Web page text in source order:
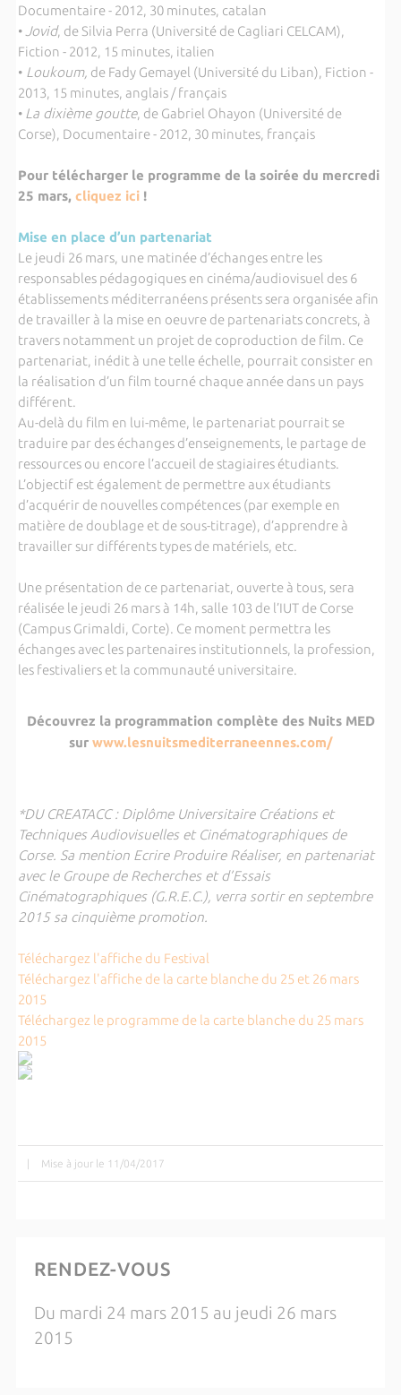
Documentaire - 2012, 30 minutes, catalan
• Jovid, de Silvia Perra (Université de Cagliari CELCAM),
Fiction - 2012, 15 minutes, italien
•Loukoum, de Fady Gemayel (Université du Liban), Fiction -
2013, 15 minutes, anglais / français
• La dixième goutte, de Gabriel Ohayon (Université de
Corse), Documentaire - 2012, 30 minutes, français
Pour télécharger le programme de la soirée du mercredi
25 mars, cliquez ici!
Mise en place d’un partenariat
Le jeudi 26 mars, une matinée d’échanges entre les
responsables pédagogiques en cinéma/audiovisuel des 6
établissements méditerranéens présents sera organisée afin
de travailler à la mise en oeuvre de partenariats concrets, à
travers notamment un projet de coproduction de film. Ce
partenariat, inédit à une telle échelle, pourrait consister en
la réalisation d’un film tourné chaque année dans un pays
différent.
Au-delà du film en lui-même, le partenariat pourrait se
traduire par des échanges d’enseignements, le partage de
ressources ou encore l’accueil de stagiaires étudiants.
L’objectif est également de permettre aux étudiants
d’acquérir de nouvelles compétences (par exemple en
matière de doublage et de sous-titrage), d’apprendre à
travailler sur différents types de matériels, etc.
Une présentation de ce partenariat, ouverte à tous, sera
réalisée le jeudi 26 mars à 14h, salle 103 de l’IUT de Corse
(Campus Grimaldi, Corte). Ce moment permettra les
échanges avec les partenaires institutionnels, la profession,
les festivaliers et la communauté universitaire.
Découvrez la programmation complète des Nuits MED
sur www.lesnuitsmediterraneennes.com/
*DU CREATACC : Diplôme Universitaire Créations et
Techniques Audiovisuelles et Cinématographiques de
Corse. Sa mention Ecrire Produire Réaliser, en partenariat
avec le Groupe de Recherches et d’Essais
Cinématographiques (G.R.E.C.), verra sortir en septembre
2015 sa cinquième promotion.
Téléchargez l'affiche du Festival
Téléchargez l'affiche de la carte blanche du 25 et 26 mars
2015
Téléchargez le programme de la carte blanche du 25 mars
2015
| Mise à jour le 11/04/2017
RENDEZ-VOUS
Du mardi 24 mars 2015 au jeudi 26 mars
2015